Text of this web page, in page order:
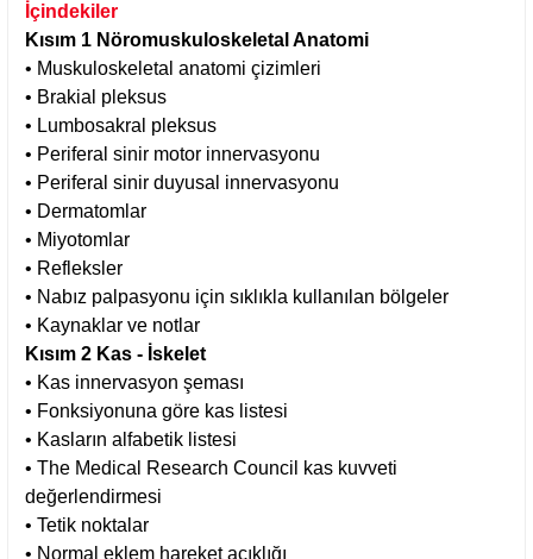
İçindekiler
Kısım 1 Nöromuskuloskeletal Anatomi
• Muskuloskeletal anatomi çizimleri
• Brakial pleksus
• Lumbosakral pleksus
• Periferal sinir motor innervasyonu
• Periferal sinir duyusal innervasyonu
• Dermatomlar
• Miyotomlar
• Refleksler
• Nabız palpasyonu için sıklıkla kullanılan bölgeler
• Kaynaklar ve notlar
Kısım 2 Kas - İskelet
• Kas innervasyon şeması
• Fonksiyonuna göre kas listesi
• Kasların alfabetik listesi
• The Medical Research Council kas kuvveti
değerlendirmesi
• Tetik noktalar
• Normal eklem hareket açıklığı